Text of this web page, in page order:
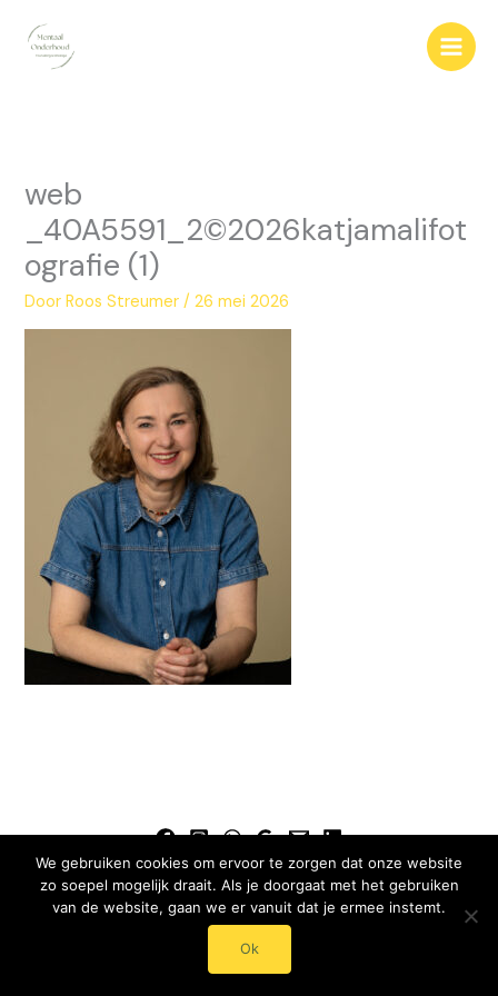
naar
web
_40A5591_2©2026katjamalifot
ografie (1)
DoorRoos Streumer/26 mei 2026
© 2024 - 2025 Mentaal Onderhoud - Roos Streumer
We gebruiken cookies om ervoor te zorgen dat onze website
zo soepel mogelijk draait. Als je doorgaat met het gebruiken
van de website, gaan we er vanuit dat je ermee instemt.
Ok